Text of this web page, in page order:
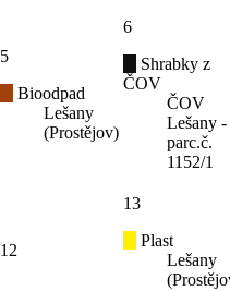
5
Bioodpad
Lešany
(Prostějov)
6
Shrabky z
ČOV
ČOV
Lešany -
parc.č.
1152/1
12
13
Plast
Lešany